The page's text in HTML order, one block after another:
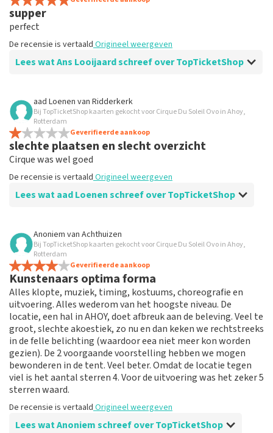
supper
perfect
De recensie is vertaald Origineel weergeven
Lees wat Ans Looijaard schreef over TopTicketShop
Beoordeling van Ans Looijaard over
Grandioos
De recensie is vertaaldOrigineel weergeven
aad Loenen van Ridderkerk
Bij TopTicketShop kaarten gekocht voor Cirque Du Soleil Ovo in Ahoy,
Rotterdam
Geverifieerde aankoop
slechte plaatsen en slecht overzicht
Cirque was wel goed
De recensie is vertaald Origineel weergeven
Lees wat aad Loenen schreef over TopTicketShop
Beoordeling van aad Loenen over
Foutieve kaartjes naar mij gezonden.
Ervaring met topticketshop heel slecht door fouten. ik
vraag me af hoe ze omgaan met hun fouten.
De recensie is vertaald Origineel weergeven
Beste aad, Bedankt voor het schrijven van een review
op onze website. Uw feedback vinden wij erg belangrijk.
U helpt ons zo onze dienstverlening te verbeteren en
ook helpt u andere consumenten met het maken van
een beslissing. Vervelend dat u niet tevreden bent met
onze diensten. Wij zullen uw feedback gebruiken om te
proberen onze dienstverlening te verbeteren. Bedankt
voor uw reactie en hopelijk tot ziens. De vraag die ik u
Reactie van TopTicketShop
Anoniem van Achthuizen
Bij TopTicketShop kaarten gekocht voor Cirque Du Soleil Ovo in Ahoy,
Rotterdam
Geverifieerde aankoop
Kunstenaars optima forma
Alles klopte, muziek, timing, kostuums, choreografie en
uitvoering. Alles wederom van het hoogste niveau. De
locatie, een hal in AHOY, doet afbreuk aan de beleving. Veel te
groot, slechte akoestiek, zo nu en dan keken we rechtstreeks
in de felle belichting (waardoor eea niet meer kon worden
gezien). De 2 voorgaande voorstelling hebben we mogen
bewonderen in de tent. Veel beter. Omdat de locatie tegen
viel is het aantal sterren 4. Voor de uitvoering was het zeker 5
sterren waard.
De recensie is vertaald Origineel weergeven
Lees wat Anoniem schreef over TopTicketShop